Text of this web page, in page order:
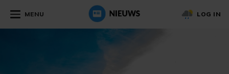
MENU LOG IN